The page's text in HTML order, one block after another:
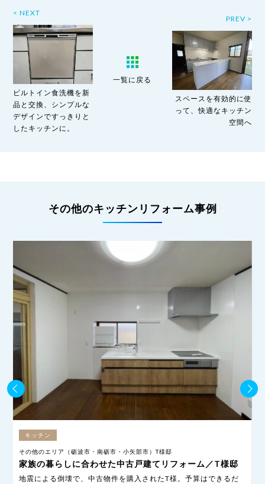
< NEXT
ビルトイン食洗機を新
品と交換、シンプルな
デザインですっきりと
したキッチンに。
一覧に戻る
PREV >
スペースを有効的に使
って、快適なキッチン
空間へ
その他のキッチンリフォーム事例
キッチン
その他のエリア（砺波市・南砺市・小矢部市）T様邸
家族の暮らしに合わせた中古戸建てリフォーム／T様邸
地震による倒壊で、中古物件を購入されたT様。予算はできるだ